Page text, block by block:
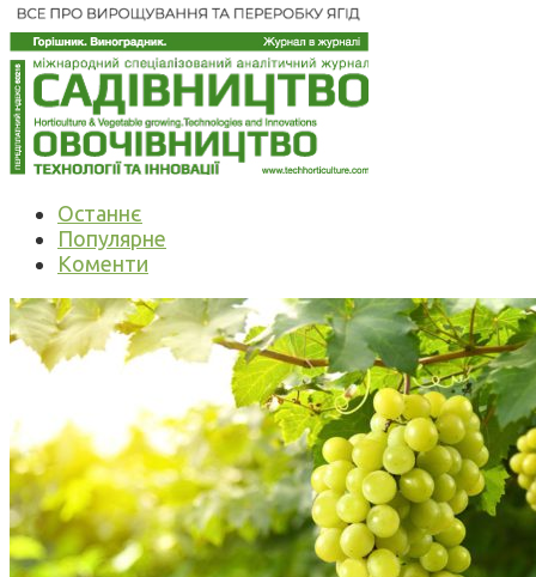
Останнє
Популярне
Коменти